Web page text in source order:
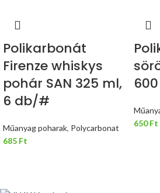
Polikarbonát
Firenze whiskys
pohár SAN 325 ml,
6 db/#
Műanyag poharak, Polycarbonat
685 Ft
650Ft